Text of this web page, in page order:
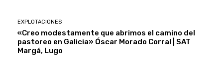
EXPLOTACIONES
«Creo modestamente que abrimos el camino del
pastoreo en Galicia» Óscar Morado Corral | SAT
Margá, Lugo